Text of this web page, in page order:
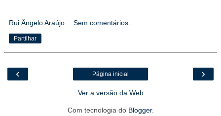
Rui Ângelo Araújo Sem comentários:
Partilhar
‹ ›
Página inicial
Ver a versão da Web
Com tecnologia do Blogger.